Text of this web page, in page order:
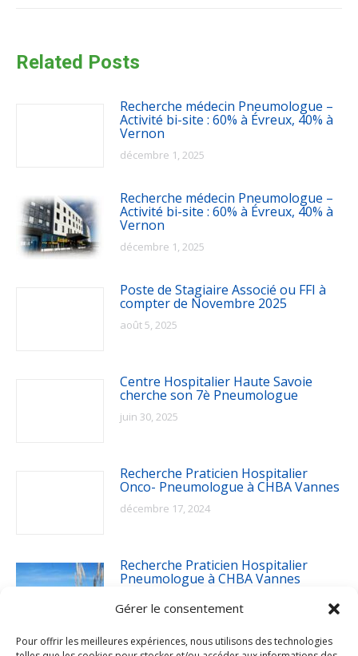
Gérer le consentement
Pour offrir les meilleures expériences, nous utilisons des technologies
Related Posts
Recherche médecin Pneumologue –
Activité bi-site : 60% à Évreux, 40% à
Vernon
décembre 1, 2025
Recherche médecin Pneumologue –
Activité bi-site : 60% à Évreux, 40% à
Vernon
décembre 1, 2025
Poste de Stagiaire Associé ou FFI à
compter de Novembre 2025
août 5, 2025
Centre Hospitalier Haute Savoie
cherche son 7è Pneumologue
juin 30, 2025
Recherche Praticien Hospitalier
Onco- Pneumologue à CHBA Vannes
décembre 17, 2024
Recherche Praticien Hospitalier
Pneumologue à CHBA Vannes